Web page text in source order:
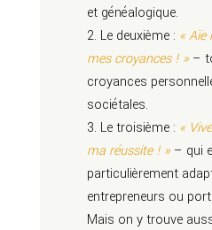
et généalogique.
Le deuxième : «
mes croyances ! » –
croyances
sociétales.
Le troisième : «
ma réussite ! » – qui
particulièrement
entrepreneurs ou
Mais on y trouve